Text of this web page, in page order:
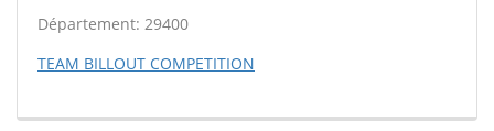
Département: 29400
TEAM BILLOUT COMPETITION